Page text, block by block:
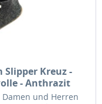
Kreuz -
- Anthrazit
und Herren